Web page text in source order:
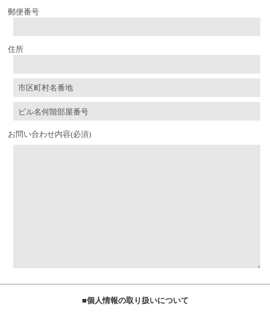
郵便番号
住所
お問い合わせ内容(必須)
■個人情報の取り扱いについて